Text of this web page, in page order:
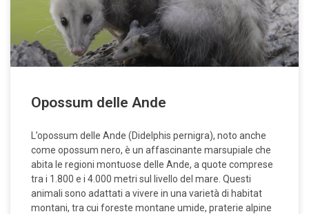
Opossum delle Ande
L’opossum delle Ande (Didelphis pernigra), noto anche
come opossum nero, è un affascinante marsupiale che
abita le regioni montuose delle Ande, a quote comprese
tra i 1.800 e i 4.000 metri sul livello del mare. Questi
animali sono adattati a vivere in una varietà di habitat
montani, tra cui foreste montane umide, praterie alpine